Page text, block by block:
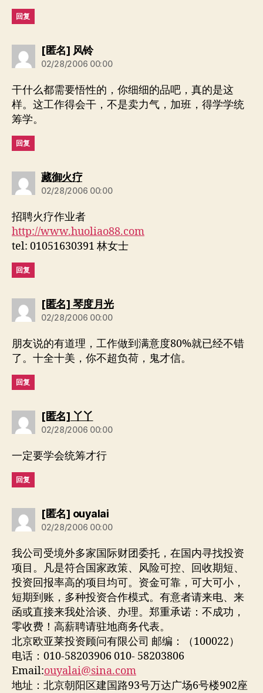
回复
[匿名] 风铃说：
02/28/2006 00:00
干什么都需要悟性的，你细细的品吧，真的是这
样。这工作得会干，不是卖力气，加班，得学学统
筹学。
回复
藏御火疗说：
02/28/2006 00:00
招聘火疗作业者
http://www.huoliao88.com
tel: 01051630391 林女士
回复
[匿名] 琴度月光说：
02/28/2006 00:00
朋友说的有道理，工作做到满意度80%就已经不错
了。十全十美，你不超负荷，鬼才信。
回复
[匿名] 丫丫
02/28/2006 00:00
一定要学会统筹才行
回复
[匿名] ouyalai说：
02/28/2006 00:00
我公司受境外多家国际财团委托，在国内寻找投资
项目。凡是符合国家政策、风险可控、回收期短、
投资回报率高的项目均可。资金可靠，可大可小，
短期到账，多种投资合作模式。有意者请来电、来
函或直接来我处洽谈、办理。郑重承诺：不成功，
零收费！高薪聘请驻地商务代表。
北京欧亚莱投资顾问有限公司 邮编：（100022）
电话：010-58203906 010- 58203806
Email:ouyalai@sina.com
地址：北京朝阳区建国路93号万达广场6号楼902座